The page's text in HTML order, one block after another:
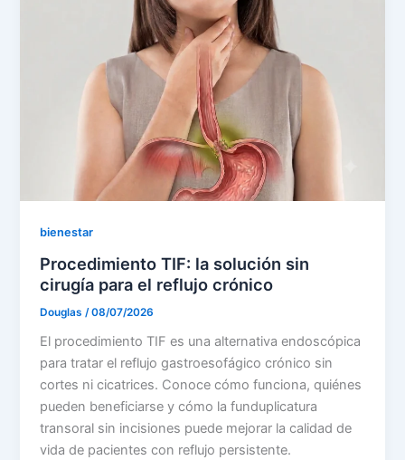
bienestar
Procedimiento TIF: la solución sin
cirugía para el reflujo crónico
Douglas /08/07/2026
El procedimiento TIF es una alternativa endoscópica
para tratar el reflujo gastroesofágico crónico sin
cortes ni cicatrices. Conoce cómo funciona, quiénes
pueden beneficiarse y cómo la funduplicatura
transoral sin incisiones puede mejorar la calidad de
vida de pacientes con reflujo persistente.